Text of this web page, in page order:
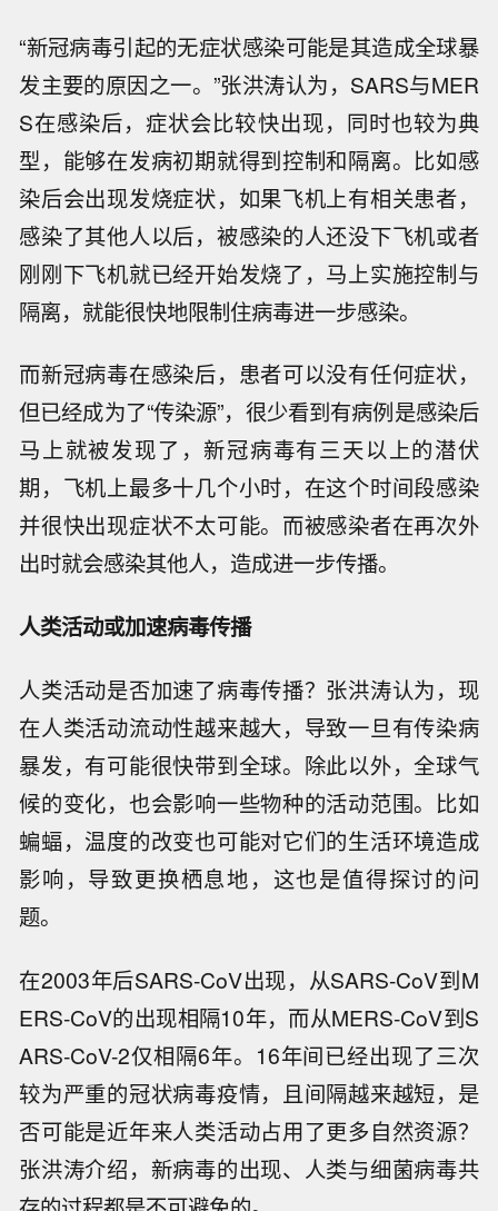
“新冠病毒引起的无症状感染可能是其造成全球暴
发主要的原因之一。”张洪涛认为，SARS与MER
S在感染后，症状会比较快出现，同时也较为典
型，能够在发病初期就得到控制和隔离。比如感
染后会出现发烧症状，如果飞机上有相关患者，
感染了其他人以后，被感染的人还没下飞机或者
刚刚下飞机就已经开始发烧了，马上实施控制与
隔离，就能很快地限制住病毒进一步感染。
而新冠病毒在感染后，患者可以没有任何症状，
但已经成为了“传染源”，很少看到有病例是感染后
马上就被发现了，新冠病毒有三天以上的潜伏
期，飞机上最多十几个小时，在这个时间段感染
并很快出现症状不太可能。而被感染者在再次外
出时就会感染其他人，造成进一步传播。
人类活动或加速病毒传播
人类活动是否加速了病毒传播？张洪涛认为，现
在人类活动流动性越来越大，导致一旦有传染病
暴发，有可能很快带到全球。除此以外，全球气
候的变化，也会影响一些物种的活动范围。比如
蝙蝠，温度的改变也可能对它们的生活环境造成
影响，导致更换栖息地，这也是值得探讨的问
题。
在2003年后SARS-CoV出现，从SARS-CoV到M
ERS-CoV的出现相隔10年，而从MERS-CoV到S
ARS-CoV-2仅相隔6年。16年间已经出现了三次
较为严重的冠状病毒疫情，且间隔越来越短，是
否可能是近年来人类活动占用了更多自然资源？
张洪涛介绍，新病毒的出现、人类与细菌病毒共